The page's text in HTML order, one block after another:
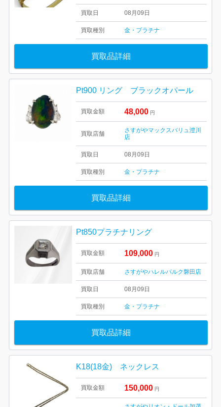
買取日 08月09日
買取種別 金・プラチナ
買取品詳細
Pt900 リング ブラックオパール
買取金額 48,000 円
買取店舗
さすがやマックスバリュ澄川
店
買取日 08月09日
買取種別 金・プラチナ
買取品詳細
Pt850プラチナリング
買取金額 109,000 円
買取店舗 さすがやハレルパルク磐田店
買取日 08月09日
買取種別 金・プラチナ
買取品詳細
K18(18金) ネックレス
買取金額 150,000 円